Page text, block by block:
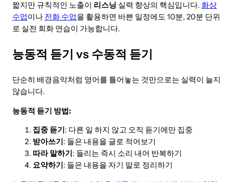
짧지만 규칙적인 노출이 리스닝 실력 향상의 핵심입니다. 화상
수업이나 전화 수업을 활용하면 바쁜 일정에도 10분, 20분 단위
로 실전 회화 연습이 가능합니다.
능동적 듣기 vs 수동적 듣기
단순히 배경음악처럼 영어를 틀어놓는 것만으로는 실력이 늘지
않습니다.
능동적 듣기 방법:
집중 듣기: 다른 일 하지 않고 오직 듣기에만 집중
받아쓰기: 들은 내용을 글로 적어보기
따라 말하기: 들리는 즉시 소리 내어 반복하기
요약하기: 들은 내용을 자기 말로 정리하기